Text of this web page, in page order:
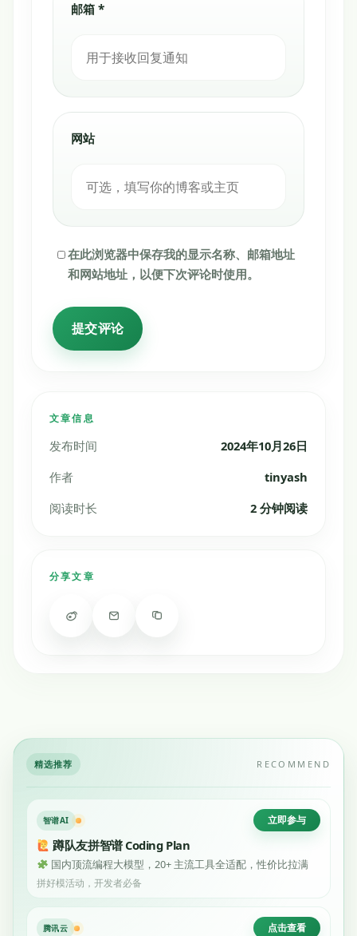
文章信息
发布时间
2024年10月26日
作者
tinyash
阅读时长
2 分钟阅读
分享文章
邮箱 *
网站
在此浏览器中保存我的显示名称、邮箱地址
和网站地址，以便下次评论时使用。
精选推荐 RECOMMEND
智谱AI 立即参与
蹲队友拼智谱 Coding Plan
国内顶流编程大模型，20+ 主流工具全适配，性价比拉满
拼好模活动，开发者必备
腾讯云 点击查看